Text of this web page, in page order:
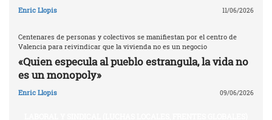
Enric Llopis 11/06/2026
Centenares de personas y colectivos se manifiestan por el centro de
Valencia para reivindicar que la vivienda no es un negocio
«Quien especula al pueblo estrangula, la vida no
es un monopoly»
Enric Llopis 09/06/2026